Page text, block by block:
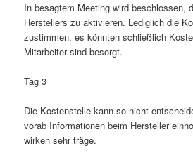
In besagtem Meeting wird beschlossen,
Herstellers zu aktivieren. Lediglich die
zustimmen, es könnten schließlich
Mitarbeiter sind besorgt.
Tag 3
Die Kostenstelle kann so nicht
vorab Informationen beim Hersteller
wirken sehr träge.